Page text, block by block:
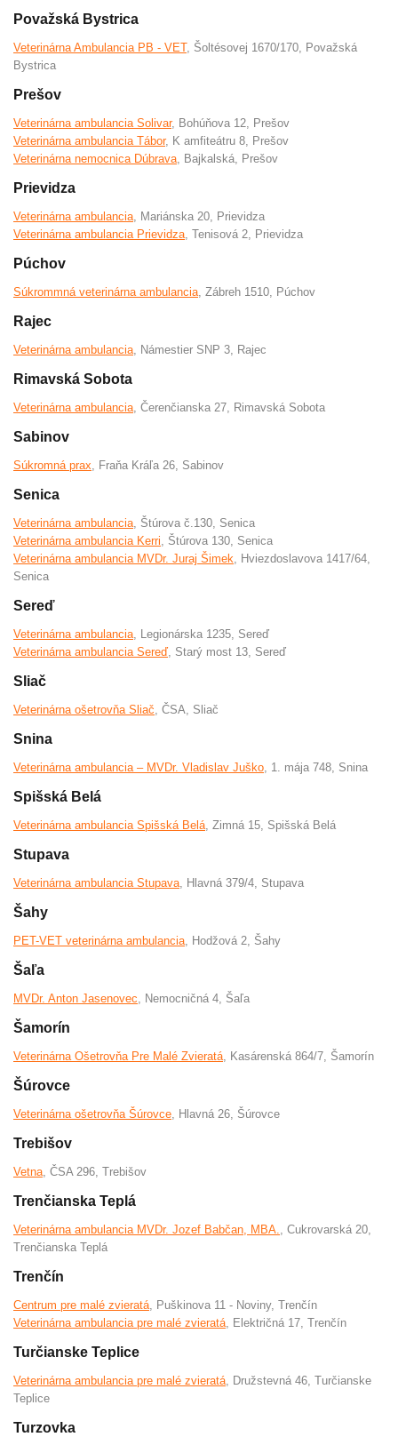
Považská Bystrica
Veterinárna Ambulancia PB - VET, Šoltésovej 1670/170, Považská
Bystrica
Prešov
Veterinárna ambulancia Solivar, Bohúňova 12, Prešov
Veterinárna ambulancia Tábor, K amfiteátru 8, Prešov
Veterinárna nemocnica Dúbrava, Bajkalská, Prešov
Prievidza
Veterinárna ambulancia, Mariánska 20, Prievidza
Veterinárna ambulancia Prievidza, Tenisová 2, Prievidza
Púchov
Súkrommná veterinárna ambulancia, Zábreh 1510, Púchov
Rajec
Veterinárna ambulancia, Námestier SNP 3, Rajec
Rimavská Sobota
Veterinárna ambulancia, Čerenčianska 27, Rimavská Sobota
Sabinov
Súkromná prax, Fraňa Kráľa 26, Sabinov
Senica
Veterinárna ambulancia, Štúrova č.130, Senica
Veterinárna ambulancia Kerri, Štúrova 130, Senica
Veterinárna ambulancia MVDr. Juraj Šimek, Hviezdoslavova 1417/64,
Senica
Sereď
Veterinárna ambulancia, Legionárska 1235, Sereď
Veterinárna ambulancia Sereď, Starý most 13, Sereď
Sliač
Veterinárna ošetrovňa Sliač, ČSA, Sliač
Snina
Veterinárna ambulancia – MVDr. Vladislav Juško, 1. mája 748, Snina
Spišská Belá
Veterinárna ambulancia Spišská Belá, Zimná 15, Spišská Belá
Stupava
Veterinárna ambulancia Stupava, Hlavná 379/4, Stupava
Šahy
PET-VET veterinárna ambulancia, Hodžová 2, Šahy
Šaľa
MVDr. Anton Jasenovec, Nemocničná 4, Šaľa
Šamorín
Veterinárna Ošetrovňa Pre Malé Zvieratá, Kasárenská 864/7, Šamorín
Šúrovce
Veterinárna ošetrovňa Šúrovce, Hlavná 26, Šúrovce
Trebišov
Vetna, ČSA 296, Trebišov
Trenčianska Teplá
Veterinárna ambulancia MVDr. Jozef Babčan, MBA., Cukrovarská 20,
Trenčianska Teplá
Trenčín
Centrum pre malé zvieratá, Puškinova 11 - Noviny, Trenčín
Veterinárna ambulancia pre malé zvieratá, Električná 17, Trenčín
Turčianske Teplice
Veterinárna ambulancia pre malé zvieratá, Družstevná 46, Turčianske
Teplice
Turzovka